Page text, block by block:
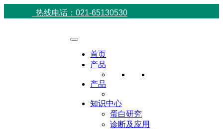
热线电话：021-65130530
首页
产品
产品
知识中心
蛋白研究
诊断及应用